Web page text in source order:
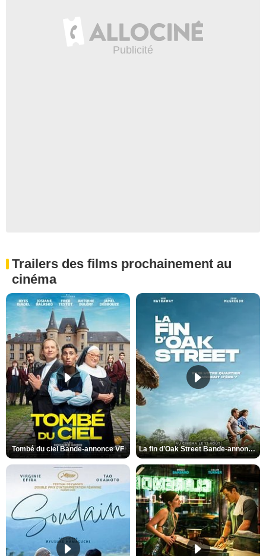
Trailers des films prochainement au
cinéma
Tombé du ciel Bande-annonce VF La fin d’Oak Street Bande-annonce VO STFR